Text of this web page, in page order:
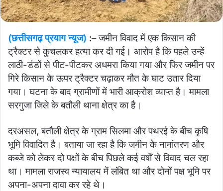
(छत्तीसगढ़ प्रयाग न्यूज) :– जमीन विवाद में एक किसान की
ट्रैक्टर से कुचलकर हत्या कर दी गई। आरोप है कि पहले उन्हें
लाठी-डंडों से पीट-पीटकर अधमरा किया गया और फिर जमीन पर
गिरे किसान के ऊपर ट्रैक्टर चढ़ाकर मौत के घाट उतार दिया
गया। घटना के बाद ग्रामीणों में भारी आक्रोश व्याप्त है। मामला
सरगुजा जिले के बतौली थाना क्षेत्र का है।
दरअसल, बतौली क्षेत्र के ग्राम सिलमा और पथरई के बीच कृषि
भूमि विवादित है। बताया जा रहा है कि जमीन के नामांतरण और
कब्जे को लेकर दो पक्षों के बीच पिछले कई वर्षों से विवाद चल रहा
था। मामला राजस्व न्यायालय में लंबित था और दोनों पक्ष भूमि पर
अपना-अपना दावा कर रहे थे।